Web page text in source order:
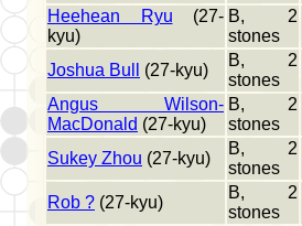
Heehean Ryu (27-
kyu)
B, 2
stones
Joshua Bull
(27-kyu)
B, 2
stones
Angus Wilson-
MacDonald (27-kyu)
B, 2
stones
Sukey Zhou (27-kyu)
B, 2
stones
Rob ? (27-kyu)
B, 2
stones